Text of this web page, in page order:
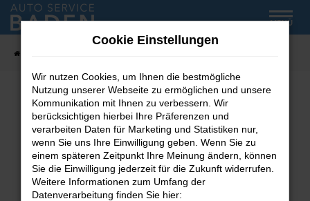
Zum
Hauptinhalt
MENÜ
Fehler: Network Error
Beim Laden ist ein Fehler aufgetreten.
Hier sind ein paar Tipps, die dir helfen können:
Überprüfe deine Firewall und deine
Cookie Einstellungen
Wir nutzen Cookies, um Ihnen die bestmögliche
Nutzung unserer Webseite zu ermöglichen und unsere
Kommunikation mit Ihnen zu verbessern. Wir
berücksichtigen hierbei Ihre Präferenzen und
verarbeiten Daten für Marketing und Statistiken nur,
wenn Sie uns Ihre Einwilligung geben. Wenn Sie zu
einem späteren Zeitpunkt Ihre Meinung ändern, können
Sie die Einwilligung jederzeit für die Zukunft widerrufen.
Weitere Informationen zum Umfang der
Datenverarbeitung finden Sie hier: